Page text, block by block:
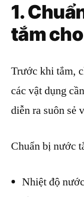
1.
tắm
Trước khi tắm,
các vật dụng
diễn ra suôn sẻ
Chuẩn bị nước
Nhiệt độ